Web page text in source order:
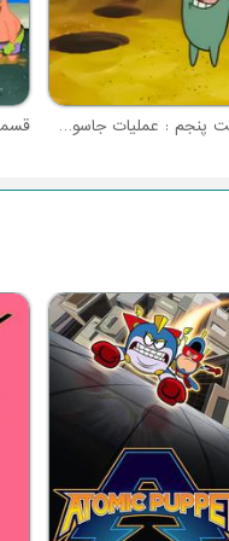
قسمت پنجم : عملیات جاسوسی